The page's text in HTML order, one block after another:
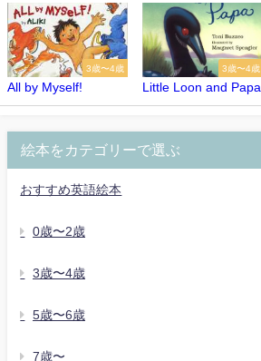
3歳〜4歳
All by Myself!
3歳〜4歳
Little Loon and Papa
絵本をカテゴリーで選ぶ
おすすめ英語絵本
0歳〜2歳
3歳〜4歳
5歳〜6歳
7歳〜